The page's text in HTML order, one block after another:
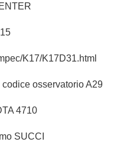
K17/K17D31.html
osservatorio A29
4710
SUCCI